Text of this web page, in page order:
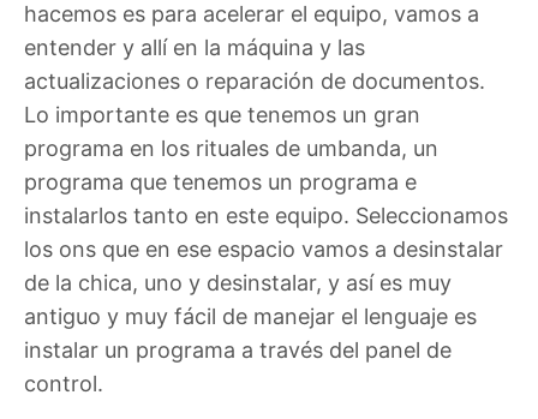
hacemos es para acelerar el equipo, vamos a
entender y allí en la máquina y las
actualizaciones o reparación de documentos.
Lo importante es que tenemos un gran
programa en los rituales de umbanda, un
programa que tenemos un programa e
instalarlos tanto en este equipo. Seleccionamos
los ons que en ese espacio vamos a desinstalar
de la chica, uno y desinstalar, y así es muy
antiguo y muy fácil de manejar el lenguaje es
instalar un programa a través del panel de
control.